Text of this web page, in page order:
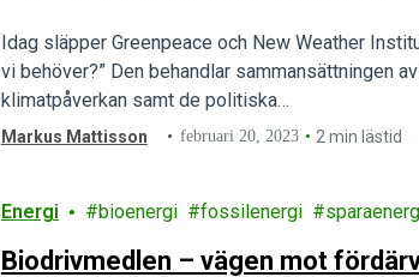
Idag släpper Greenpeace och New Weather
vi behöver?” Den behandlar sammansättningen
klimatpåverkan samt de politiska…
Markus Mattisson februari 20, 2023 2 min lästid
Energi bioenergi fossilenergi
Biodrivmedlen – vägen mot